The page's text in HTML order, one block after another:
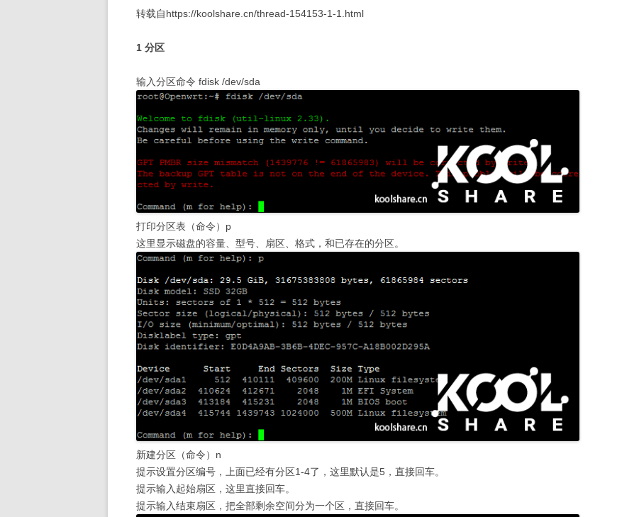
转载自https://koolshare.cn/thread-154153-1-1.html
1 分区
输入分区命令 fdisk /dev/sda
打印分区表（命令）p
这里显示磁盘的容量、型号、扇区、格式，和已存在的分区。
新建分区（命令）n
提示设置分区编号，上面已经有分区1-4了，这里默认是5，直接回车。
提示输入起始扇区，这里直接回车。
提示输入结束扇区，把全部剩余空间分为一个区，直接回车。